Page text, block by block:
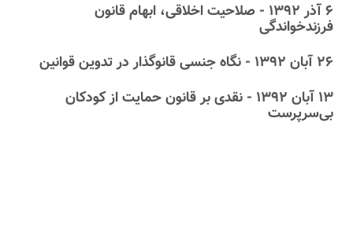
۶ آذر ۱۳۹۲ - صلاحیت اخلاقی، ابهام قانون
فرزندخواندگی
۲۶ آبان ۱۳۹۲ - نگاه جنسی قانوگذار در تدوین قوانین
۱۳ آبان ۱۳۹۲ - نقدی بر قانون حمایت از کودکان
بی‌سرپرست